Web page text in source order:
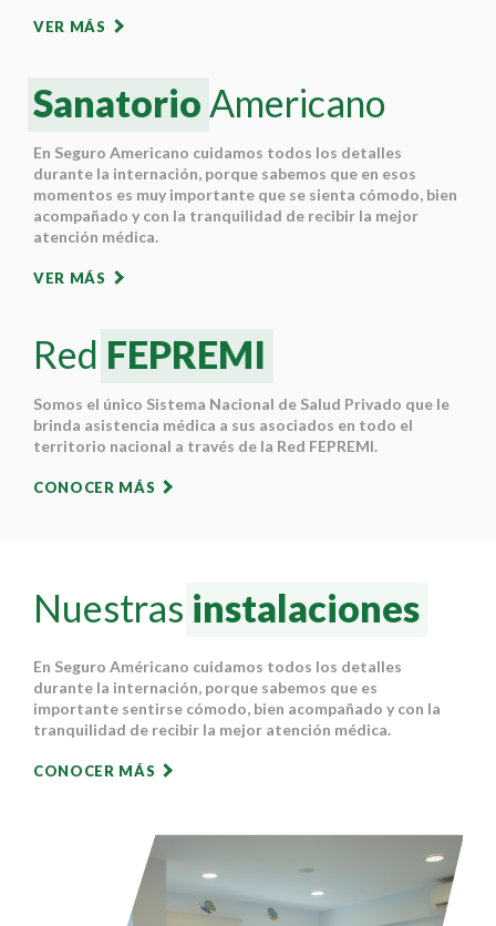
VER MÁS
Sanatorio Americano
En Seguro Americano cuidamos todos los detalles
durante la internación, porque sabemos que en esos
momentos es muy importante que se sienta cómodo, bien
acompañado y con la tranquilidad de recibir la mejor
atención médica.
VER MÁS
Red FEPREMI
Somos el único Sistema Nacional de Salud Privado que le
brinda asistencia médica a sus asociados en todo el
territorio nacional a través de la Red FEPREMI.
CONOCER MÁS
Nuestras instalaciones
En Seguro Américano cuidamos todos los detalles
durante la internación, porque sabemos que es
importante sentirse cómodo, bien acompañado y con la
tranquilidad de recibir la mejor atención médica.
CONOCER MÁS